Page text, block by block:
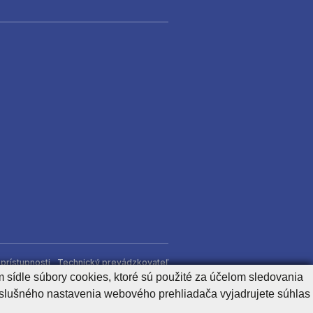
Technický prevádzkovateľ
GenerujeCMS BUXUS
súbory cookies, ktoré sú použité za účelom sledovania
nastavenia webového prehliadača vyjadrujete súhlas